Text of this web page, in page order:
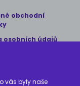
obchodní
osobních údajů
vás byly naše